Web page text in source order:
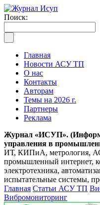
Поиск:
Главная
Новости АСУ ТП
О нас
Контакты
Авторам
Темы на 2026 г.
Партнеры
Реклама
Журнал «ИСУП».
управления в
ИТ, КИПиА, метрология,
промышленный интернет,
электротехника,
испытательные системы,
Главная Статьи АСУ ТП
Вибромониторинг